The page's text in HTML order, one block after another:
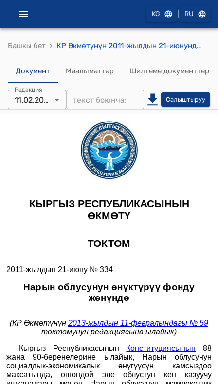
KG RU
Башкы бет › КР Өкмөтүнүн 2011-жылдын 21-июнундагы № 334 "Нарын облусунун өнүктүрүү фонду жөнүндө" токтому
Документ Маалыматтар Шилтеме документтер
Редакция
11.02.2013 Салыштыруу